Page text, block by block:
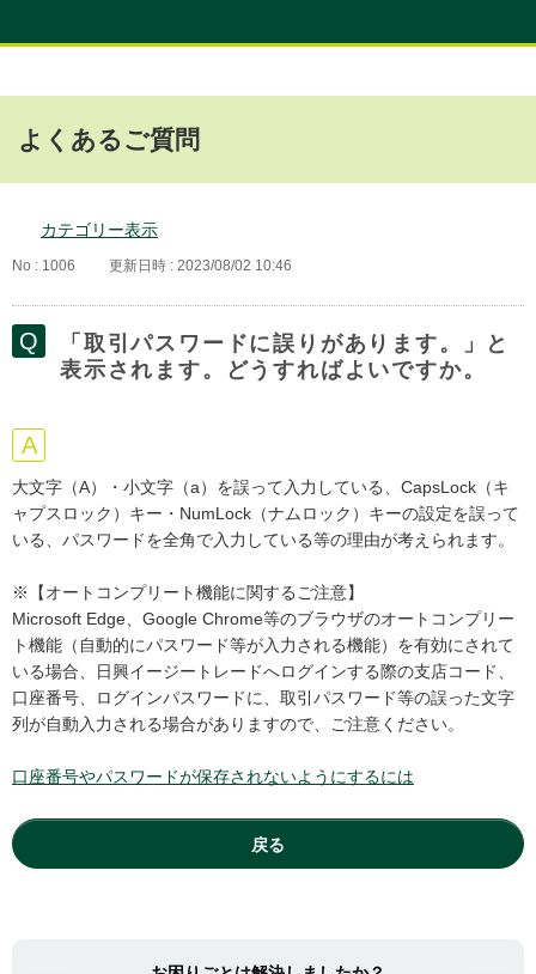
よくあるご質問
カテゴリー表示
No : 1006 更新日時 : 2023/08/02 10:46
「取引パスワードに誤りがあります。」と
表示されます。どうすればよいですか。
大文字（A）・小文字（a）を誤って入力している、CapsLock（キ
ャプスロック）キー・NumLock（ナムロック）キーの設定を誤って
いる、パスワードを全角で入力している等の理由が考えられます。
※【オートコンプリート機能に関するご注意】
Microsoft Edge、Google Chrome等のブラウザのオートコンプリー
ト機能（自動的にパスワード等が入力される機能）を有効にされて
いる場合、日興イージートレードへログインする際の支店コード、
口座番号、ログインパスワードに、取引パスワード等の誤った文字
列が自動入力される場合がありますので、ご注意ください。
口座番号やパスワードが保存されないようにするには
戻る